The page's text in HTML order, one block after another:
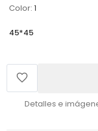
Color: 1
45*45
Detalles e